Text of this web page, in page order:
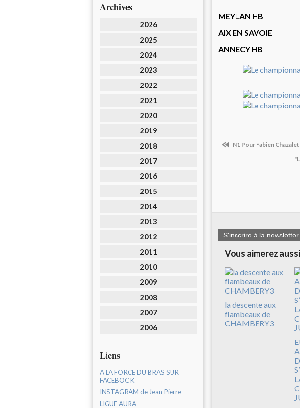
Archives
2026
2025
2024
2023
2022
2021
2020
2019
2018
2017
2016
2015
2014
2013
2012
2011
2010
2009
2008
2007
2006
Liens
A LA FORCE DU BRAS SUR
FACEBOOK
INSTAGRAM de Jean Pierre
LIGUE AURA
MEYLAN HB
AIX EN SAVOIE
ANNECY HB
N1 Pour Fabien
S'inscrire à la newsletter
Vous aimerez
la descente aux
flambeaux de
CHAMBERY3